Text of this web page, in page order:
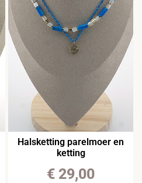
Halsketting parelmoer en
ketting
€ 29,00